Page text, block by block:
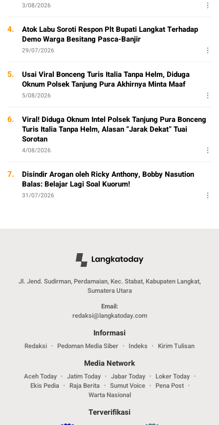
3/08/2026
4.
Atok Labu Soroti Respon Plt Bupati Langkat Terhadap
Demo Warga Besitang Pasca-Banjir
29/07/2026
5.
Usai Viral Bonceng Turis Italia Tanpa Helm, Diduga
Oknum Polsek Tanjung Pura Akhirnya Minta Maaf
5/08/2026
6.
Viral! Diduga Oknum Intel Polsek Tanjung Pura Bonceng
Turis Italia Tanpa Helm, Alasan “Jarak Dekat” Tuai
Sorotan
4/08/2026
7.
Disindir Arogan oleh Ricky Anthony, Bobby Nasution
Balas: Belajar Lagi Soal Kuorum!
31/07/2026
Jl. Jend. Sudirman, Perdamaian, Kec. Stabat, Kabupaten Langkat,
Sumatera Utara
Email:
redaksi@langkatoday.com
Informasi
Redaksi Pedoman Media Siber Indeks Kirim Tulisan
Media Network
Aceh Today Jatim Today Jabar Today
Loker Today
Ekis Pedia
Raja Berita Sumut Voice
Pena Post
Warta Nasional
Terverifikasi